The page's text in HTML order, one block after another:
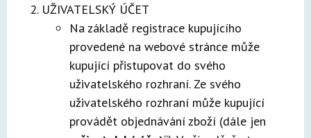
UŽIVATELSKÝ ÚČET
Na základě registrace kupujícího
provedené na webové stránce může
kupující přistupovat do svého
uživatelského rozhraní. Ze svého
uživatelského rozhraní může kupující
provádět objednávání zboží (dále jen